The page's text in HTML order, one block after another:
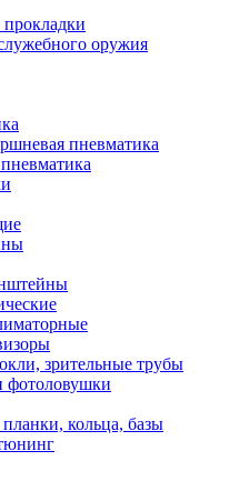
оружия
пневматика
зрительные трубы
фотоловушки
кольца, базы